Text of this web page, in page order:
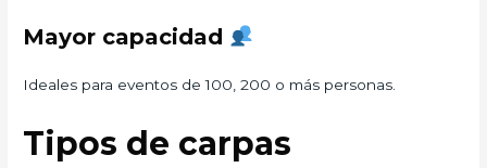
Mayor capacidad
Ideales para eventos de 100, 200 o más personas.
Tipos de carpas